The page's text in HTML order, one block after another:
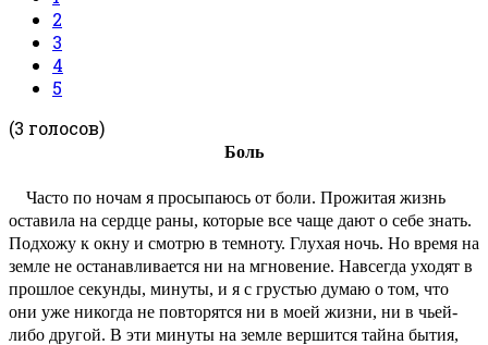
2
3
4
5
(3 голосов)
Боль
Часто по ночам я просыпаюсь от боли. Прожитая жизнь
оставила на сердце раны, которые все чаще дают о себе знать.
Подхожу к окну и смотрю в темноту. Глухая ночь. Но время на
земле не останавливается ни на мгновение. Навсегда уходят в
прошлое секунды, минуты, и я с грустью думаю о том, что
они уже никогда не повторятся ни в моей жизни, ни в чьей-
либо другой. В эти минуты на земле вершится тайна бытия,